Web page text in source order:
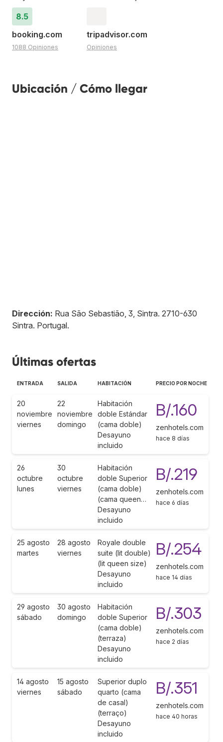
8.5
booking.com
1088 Opiniones
tripadvisor.com
Opiniones
Ubicación / Cómo llegar
Dirección: Rua São Sebastião, 3, Sintra. 2710-630
Sintra. Portugal.
Últimas ofertas
ENTRADA SALIDA HABITACIÓN PRECIO POR NOCHE
20
noviembre
viernes
22
noviembre
domingo
Habitación
doble Estándar
(cama doble)
Desayuno
incluido
B/.160
zenhotels.com
hace 8 días
26
octubre
lunes
30
octubre
viernes
Habitación
doble Superior
(cama doble)
(cama queen…
Desayuno
incluido
B/.219
zenhotels.com
hace 6 días
25 agosto
martes
28 agosto
viernes
Royale double
suite (lit double)
(lit queen size)
Desayuno
incluido
B/.254
zenhotels.com
hace 14 días
29 agosto
sábado
30 agosto
domingo
Habitación
doble Superior
(cama doble)
(terraza)
Desayuno
incluido
B/.303
zenhotels.com
hace 2 días
14 agosto
viernes
15 agosto
sábado
Superior duplo
quarto (cama
de casal)
(terraço)
Desayuno
incluido
B/.351
zenhotels.com
hace 40 horas